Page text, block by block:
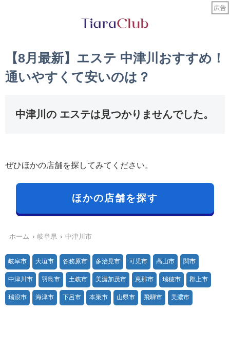
【8月最新】エステ 中津川おすすめ！
通いやすくて安いのは？
中津川の エステは見つかりませんでした。
ぜひほかの店舗を探してみてください。
ほかの店舗を探す
ホーム 岐阜県 中津川市
岐阜市 大垣市 各務原市 多治見市 可児市 高山市 関市
中津川市 羽島市 土岐市 美濃加茂市 恵那市 瑞穂市 郡上市
瑞浪市 海津市 下呂市 本巣市 山県市 飛騨市 美濃市